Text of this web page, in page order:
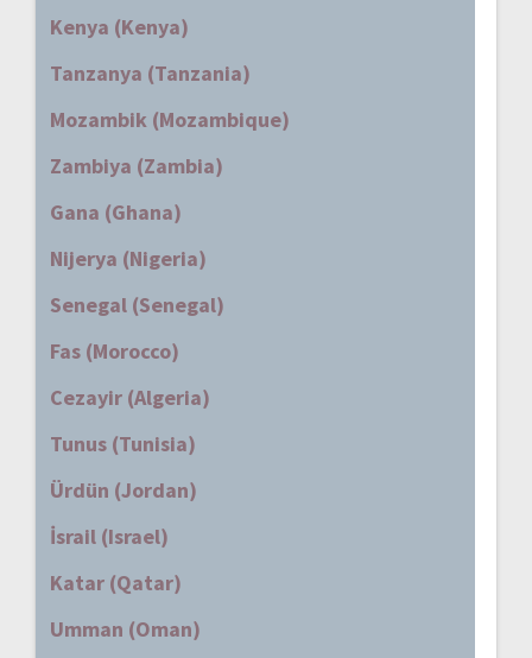
Kenya (Kenya)
Tanzanya (Tanzania)
Mozambik (Mozambique)
Zambiya (Zambia)
Gana (Ghana)
Nijerya (Nigeria)
Senegal (Senegal)
Fas (Morocco)
Cezayir (Algeria)
Tunus (Tunisia)
Ürdün (Jordan)
İsrail (Israel)
Katar (Qatar)
Umman (Oman)